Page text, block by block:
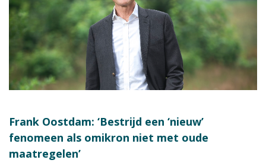
Frank Oostdam: ‘Bestrijd een ‘nieuw’
fenomeen als omikron niet met oude
maatregelen’